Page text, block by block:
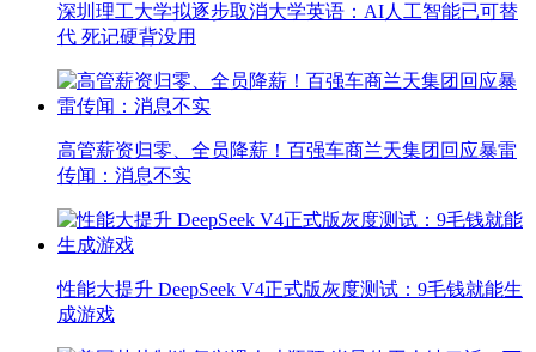
深圳理工大学拟逐步取消大学英语：AI人工智能已可替
代 死记硬背没用
高管薪资归零、全员降薪！百强车商兰天集团回应暴雷
传闻：消息不实
性能大提升 DeepSeek V4正式版灰度测试：9毛钱就能生
成游戏